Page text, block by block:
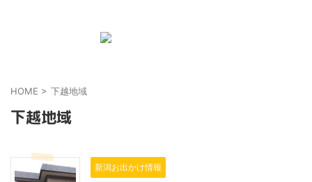
HOME > 下越地域
下越地域
新潟お出かけ情報